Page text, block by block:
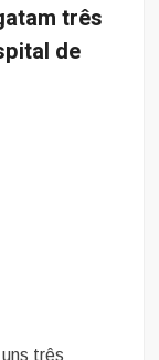
três
de
três